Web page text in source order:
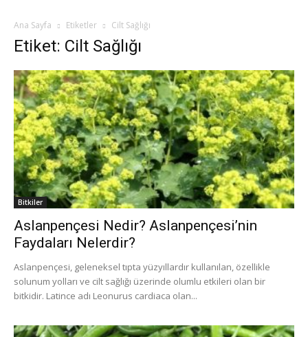
Ana Sayfa Etiketler Cilt Sağlığı
Etiket: Cilt Sağlığı
Bitkiler
Aslanpençesi Nedir? Aslanpençesi’nin
Faydaları Nelerdir?
Aslanpençesi, geleneksel tıpta yüzyıllardır kullanılan, özellikle
solunum yolları ve cilt sağlığı üzerinde olumlu etkileri olan bir
bitkidir. Latince adı Leonurus cardiaca olan...